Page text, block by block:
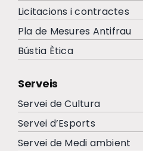
Licitacions i contractes
Pla de Mesures Antifrau
Bústia Ètica
Serveis
Servei de Cultura
Servei d’Esports
Servei de Medi ambient